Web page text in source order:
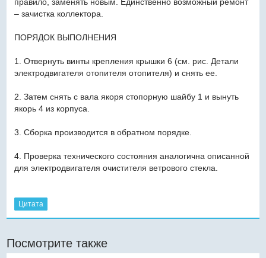
– зачистка коллектора.
ПОРЯДОК ВЫПОЛНЕНИЯ
1. Отвернуть винты крепления крышки 6 (см. рис. Детали
электродвигателя отопителя отопителя) и снять ее.
2. Затем снять с вала якоря стопорную шайбу 1 и вынуть
якорь 4 из корпуса.
3. Сборка производится в обратном порядке.
4. Проверка технического состояния аналогична описанной
для электродвигателя очистителя ветрового стекла.
Цитата
Посмотрите также